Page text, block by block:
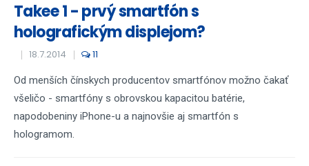
Takee 1 - prvý smartfón s
holografickým displejom?
18.7.2014 11
Od menších čínskych producentov smartfónov možno čakať
všeličo - smartfóny s obrovskou kapacitou batérie,
napodobeniny iPhone-u a najnovšie aj smartfón s
hologramom.